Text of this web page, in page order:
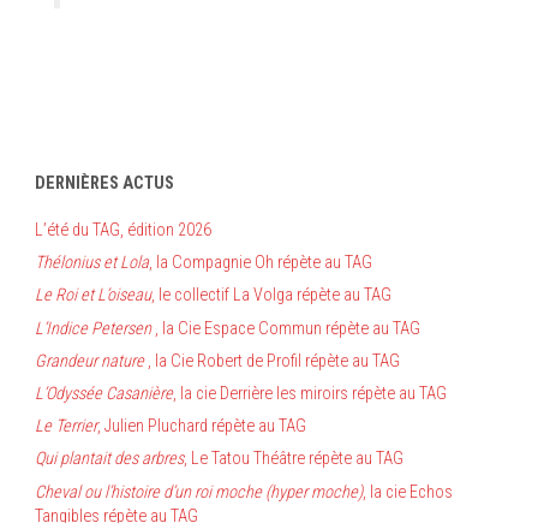
DERNIÈRES ACTUS
L’été du TAG, édition 2026
Thélonius et Lola, la Compagnie Oh répète au TAG
Le Roi et L’oiseau, le collectif La Volga répète au TAG
L’Indice Petersen, la Cie Espace Commun répète au TAG
Grandeur nature, la Cie Robert de Profil répète au TAG
L’Odyssée Casanière, la cie Derrière les miroirs répète au TAG
Le Terrier, Julien Pluchard répète au TAG
Qui plantait des arbres, Le Tatou Théâtre répète au TAG
Cheval ou l’histoire d’un roi moche (hyper moche), la cie Echos
Tangibles répète au TAG